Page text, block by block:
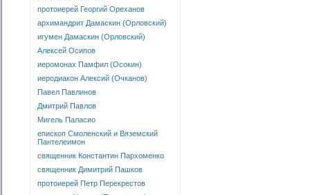
протоиерей Георгий Ореханов
архимандрит Дамаскин (Орловский)
игумен Дамаскин (Орловский)
Алексей Осипов
иеромонах Памфил (Осокин)
иеродиакон Алексий (Очканов)
Павел Павлинов
Дмитрий Павлов
Мигель Паласио
епископ Смоленский и Вяземский
Пантелеимон
священник Константин Пархоменко
священник Димитрий Пашков
протоиерей Петр Перекрестов